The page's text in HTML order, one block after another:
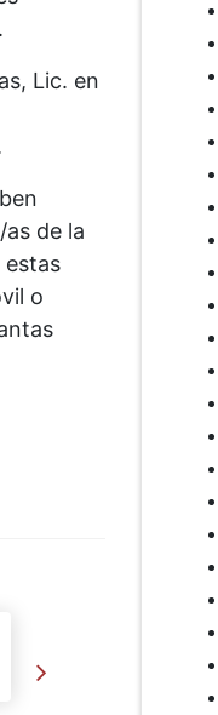
Lic. en
de la
estas
o